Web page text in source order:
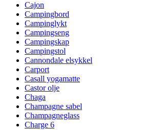
Cajon
Campingbord
Campinglykt
Campingseng
Campingskap
Campingstol
Cannondale elsykkel
Carport
Casall yogamatte
Castor olje
Chaga
Champagne sabel
Champagneglass
Charge 6